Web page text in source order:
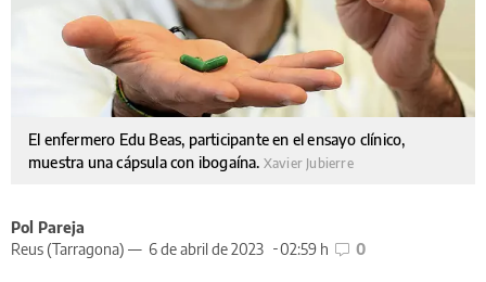
El enfermero Edu Beas, participante en el ensayo clínico,
muestra una cápsula con ibogaína. Xavier Jubierre
Pol Pareja
Reus (Tarragona) — 6 de abril de 2023 02:59 h 0